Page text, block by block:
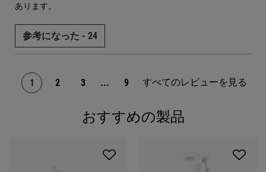
あります。
参考になった - 24
ページ 1/9。 現在のページ
1 2 3 ... 9 すべてのレビューを見る
おすすめの製品